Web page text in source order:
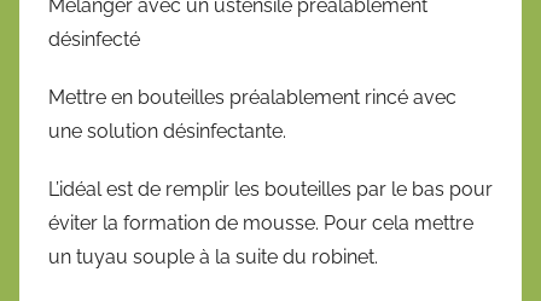
Mélanger avec un ustensile préalablement
désinfecté
Mettre en bouteilles préalablement rincé avec
une solution désinfectante.
L’idéal est de remplir les bouteilles par le bas pour
éviter la formation de mousse. Pour cela mettre
un tuyau souple à la suite du robinet.